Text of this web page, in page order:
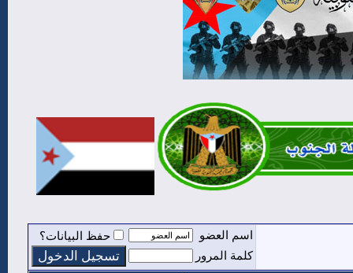
اسم العضو
حفظ البيانات؟
كلمة المرور